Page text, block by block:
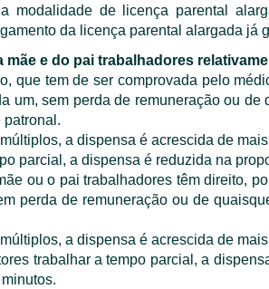
modalidade de licença parental
da licença parental alargada já
e do pai trabalhadores
que tem de ser comprovada pelo
um, sem perda de remuneração ou
patronal.
a dispensa é acrescida de
parcial, a dispensa é reduzida na
ou o pai trabalhadores têm direito,
perda de remuneração ou de
a dispensa é acrescida de
trabalhar a tempo parcial, a